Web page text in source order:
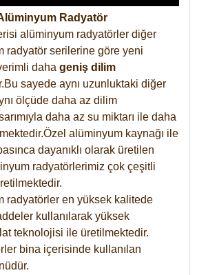
Radyatör
alüminyum radyatörler diğer
radyatör serilerine göre yeni
daha geniş dilim
sayede aynı uzunluktaki diğer
ölçüde daha az dilim
daha az su miktarı ile daha
alüminyum kaynağı ile
dayanıklı olarak üretilen
radyatörlerimiz çok çeşitli
radyatörler en yüksek kalitede
kullanılarak yüksek
teknolojisi ile üretilmektedir.
bina içerisinde kullanılan